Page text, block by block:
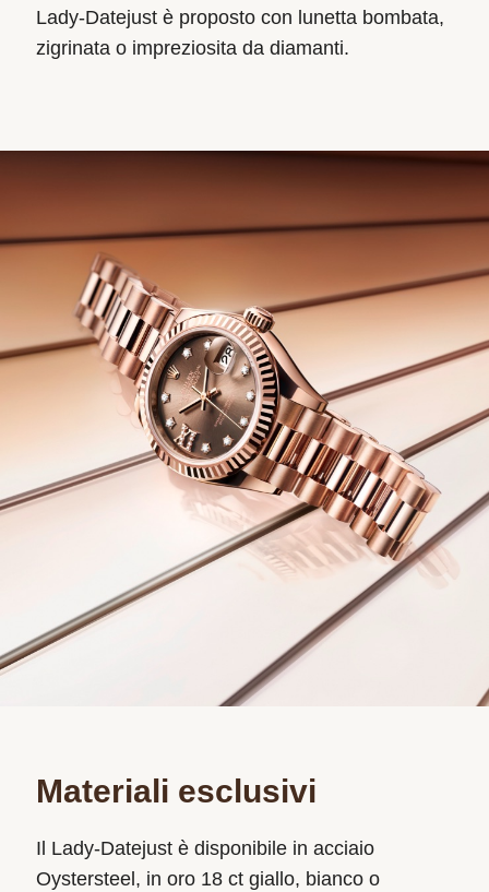
Lady‑Datejust è proposto con lunetta bombata,
zigrinata o impreziosita da diamanti.
Materiali esclusivi
Il Lady‑Datejust è disponibile in acciaio
Oystersteel, in oro 18 ct giallo, bianco o